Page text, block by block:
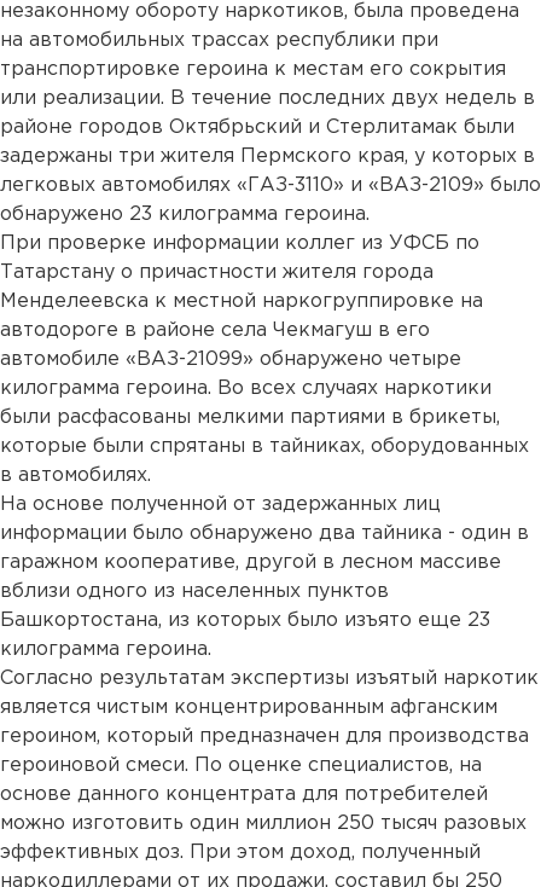
незаконному обороту наркотиков, была проведена
на автомобильных трассах республики при
транспортировке героина к местам его сокрытия
или реализации. В течение последних двух недель в
районе городов Октябрьский и Стерлитамак были
задержаны три жителя Пермского края, у которых в
легковых автомобилях «ГАЗ-3110» и «ВАЗ-2109» было
обнаружено 23 килограмма героина.
При проверке информации коллег из УФСБ по
Татарстану о причастности жителя города
Менделеевска к местной наркогруппировке на
автодороге в районе села Чекмагуш в его
автомобиле «ВАЗ-21099» обнаружено четыре
килограмма героина. Во всех случаях наркотики
были расфасованы мелкими партиями в брикеты,
которые были спрятаны в тайниках, оборудованных
в автомобилях.
На основе полученной от задержанных лиц
информации было обнаружено два тайника - один в
гаражном кооперативе, другой в лесном массиве
вблизи одного из населенных пунктов
Башкортостана, из которых было изъято еще 23
килограмма героина.
Согласно результатам экспертизы изъятый наркотик
является чистым концентрированным афганским
героином, который предназначен для производства
героиновой смеси. По оценке специалистов, на
основе данного концентрата для потребителей
можно изготовить один миллион 250 тысяч разовых
эффективных доз. При этом доход, полученный
наркодиллерами от их продажи, составил бы 250